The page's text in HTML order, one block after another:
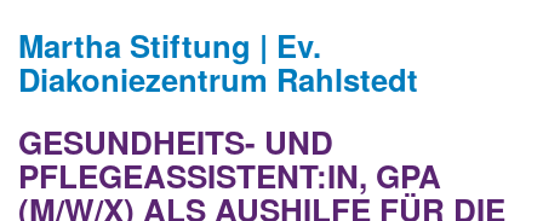
Martha Stiftung | Ev.
Diakoniezentrum Rahlstedt
GESUNDHEITS- UND
PFLEGEASSISTENT:IN, GPA
(M/W/X) ALS AUSHILFE FÜR DIE